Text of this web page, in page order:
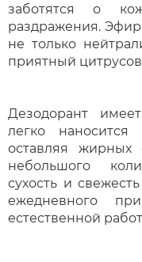
заботятся о
раздражения.
не только
приятный
Дезодорант
легко
оставляя жирных
небольшого
сухость и
ежедневного
естественной